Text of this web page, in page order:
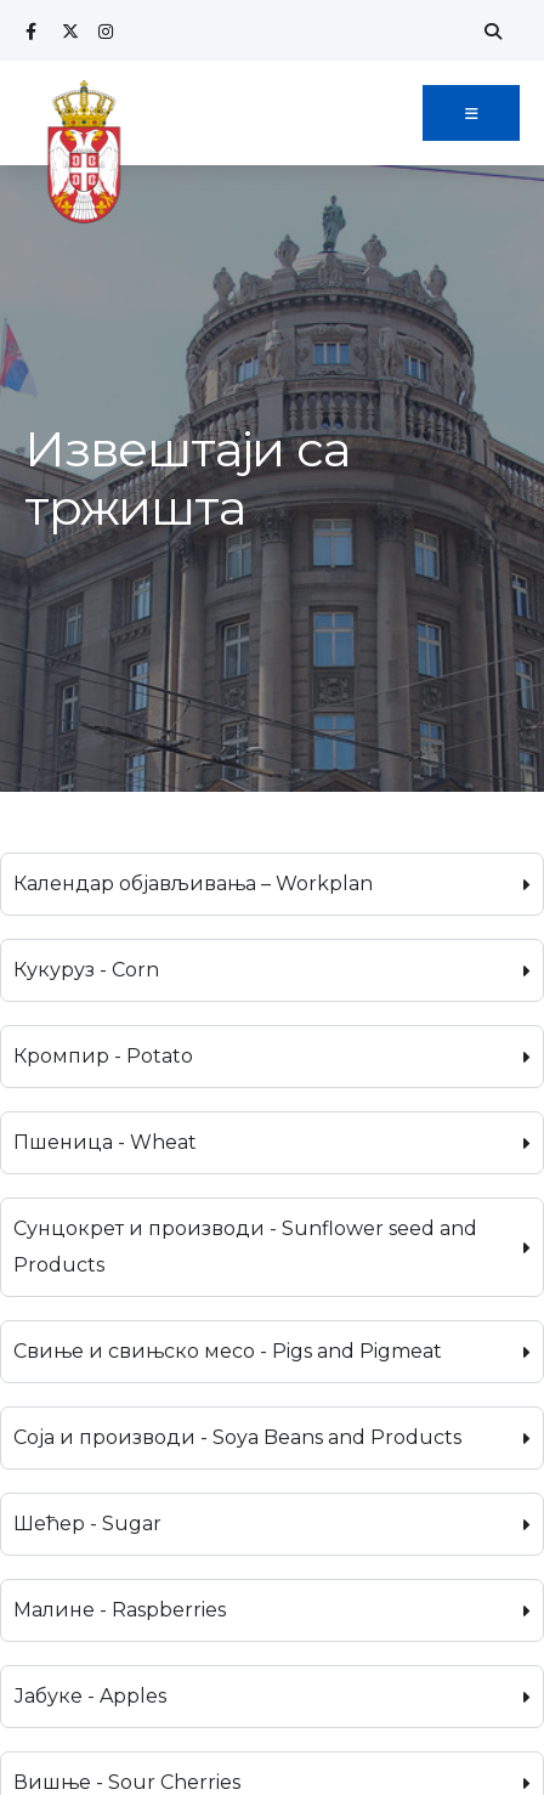
Извештаји са
тржишта
Календар објављивања – Workplan
Кукуруз - Corn
Кромпир - Potato
Пшеница - Wheat
Сунцокрет и производи - Sunflower seed and
Products
Свиње и свињско месо - Pigs and Pigmeat
Соја и производи - Soya Beans and Products
Шећер - Sugar
Малине - Raspberries
Јабуке - Apples
Вишње - Sour Cherries